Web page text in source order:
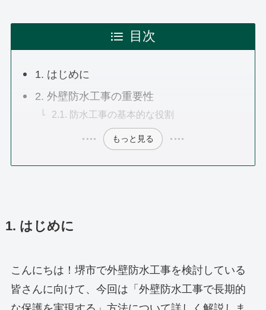
目次
1. はじめに
2. 外壁防水工事の重要性
2.1. 防水工事の基本的な役割
もっと見る
1. はじめに
こんにちは！堺市で外壁防水工事を検討している
皆さんに向けて、今回は「外壁防水工事で長期的